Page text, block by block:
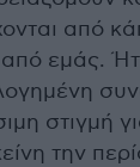
από
από εμάς.
στιγμή
την